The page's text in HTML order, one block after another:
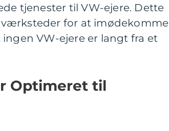
tjenester til VW-ejere. Dette
for at imødekomme
VW-ejere er langt fra et
Optimeret til